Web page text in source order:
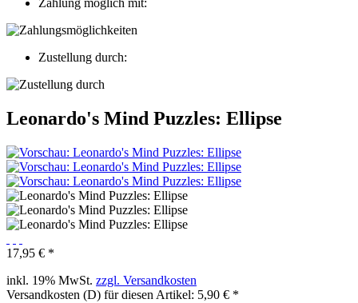
Zahlung möglich mit:
Zustellung durch:
Leonardo's Mind Puzzles: Ellipse
17,95 € *
inkl. 19% MwSt. zzgl. Versandkosten
Versandkosten (D) für diesen Artikel: 5,90 € *